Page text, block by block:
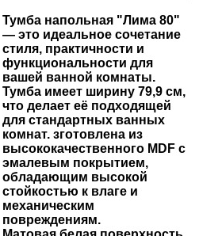
Тумба напольная "Лима 80"
— это идеальное сочетание
стиля, практичности и
функциональности для
вашей ванной комнаты.
Тумба имеет ширину 79,9 см,
что делает её подходящей
для стандартных ванных
комнат. зготовлена из
высококачественного MDF с
эмалевым покрытием,
обладающим высокой
стойкостью к влаге и
механическим
повреждениям.